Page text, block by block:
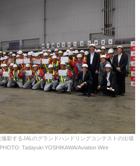
影するJALのグランドハンドリングコンテストの出場
Tadayuki YOSHIKAWA/Aviation Wire